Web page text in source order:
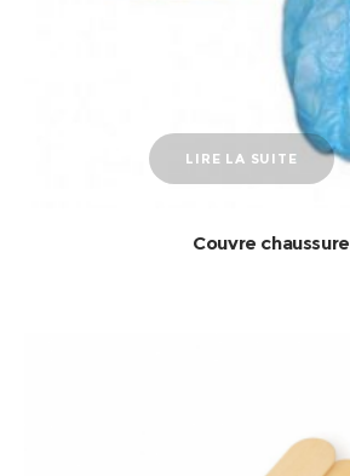
LIRE LA SUITE
Couvre chaussure